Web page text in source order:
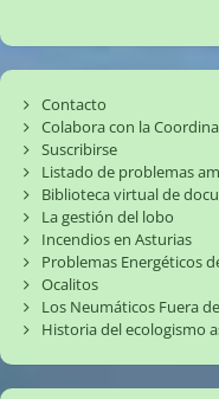
Contacto
Colabora con la
Suscribirse
Listado de problemas
Biblioteca virtual de
La gestión del lobo
Incendios en Asturias
Problemas Energéticos
Ocalitos
Los Neumáticos Fuera
Historia del ecologismo